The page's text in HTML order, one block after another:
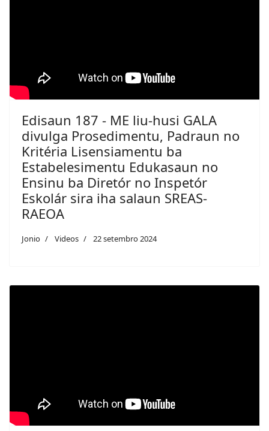
Edisaun 187 - ME liu-husi GALA
divulga Prosedimentu, Padraun no
Kritéria Lisensiamentu ba
Estabelesimentu Edukasaun no
Ensinu ba Diretór no Inspetór
Eskolár sira iha salaun SREAS-
RAEOA
Jonio Videos 22 setembro 2024